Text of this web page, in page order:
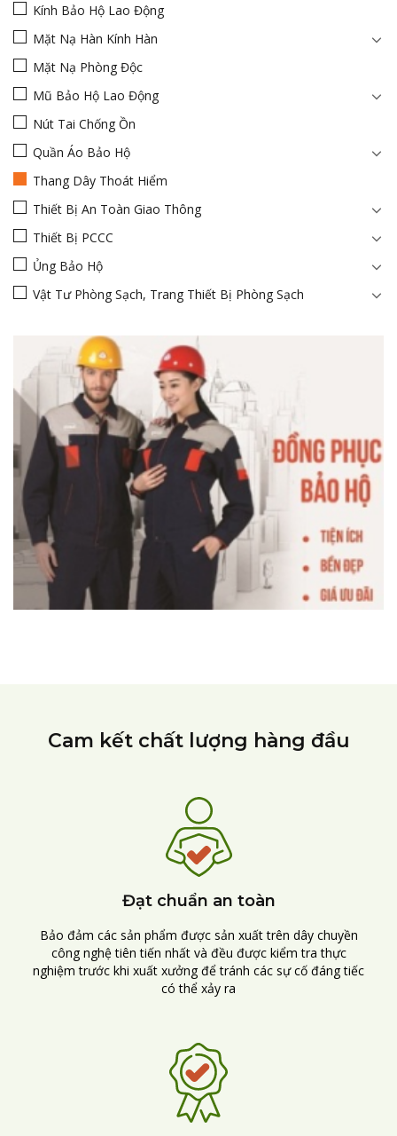
Kính Bảo Hộ Lao Động
Mặt Nạ Hàn Kính Hàn
Mặt Nạ Phòng Độc
Mũ Bảo Hộ Lao Động
Nút Tai Chống Ồn
Quần Áo Bảo Hộ
Thang Dây Thoát Hiểm
Thiết Bị An Toàn Giao Thông
Thiết Bị PCCC
Ủng Bảo Hộ
Vật Tư Phòng Sạch, Trang Thiết Bị Phòng Sạch
Cam kết chất lượng hàng đầu
Đạt chuẩn an toàn
Bảo đảm các sản phẩm được sản xuất trên dây chuyền
công nghệ tiên tiến nhất và đều được kiểm tra thực
nghiệm trước khi xuất xưởng để tránh các sự cố đáng tiếc
có thể xảy ra